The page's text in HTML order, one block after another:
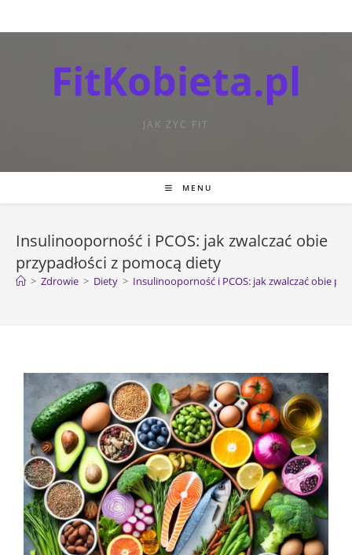
FitKobieta.pl
JAK ŻYC FIT
MENU
Insulinooporność i PCOS: jak zwalczać obie
przypadłości z pomocą diety
> Zdrowie > Diety > Insulinooporność i PCOS: jak zwalczać obie